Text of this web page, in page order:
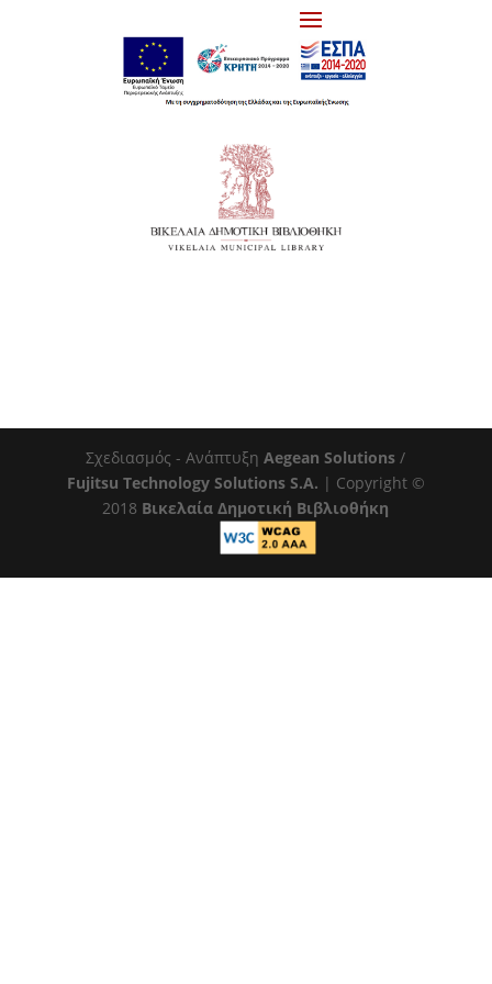
Σχεδιασμός - ΑνάπτυξηAegean Solutions /
Fujitsu Technology Solutions S.A. | Copyright ©
2018 Βικελαία Δημοτική Βιβλιοθήκη